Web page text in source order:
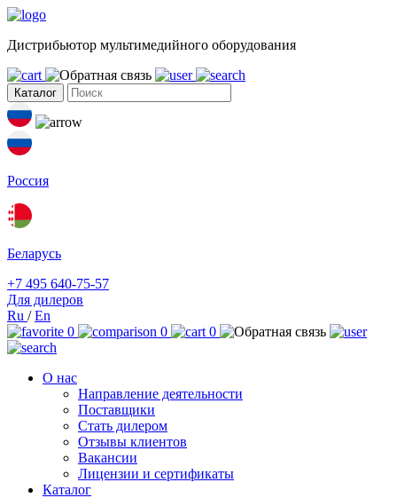
Дистрибьютор мультимедийного оборудования
Каталог
Россия
Беларусь
+7 495 640-75-57
Для дилеров
Ru /En
0
0 0
О нас
Направление деятельности
Поставщики
Стать дилером
Отзывы клиентов
Вакансии
Лицензии и сертификаты
Каталог